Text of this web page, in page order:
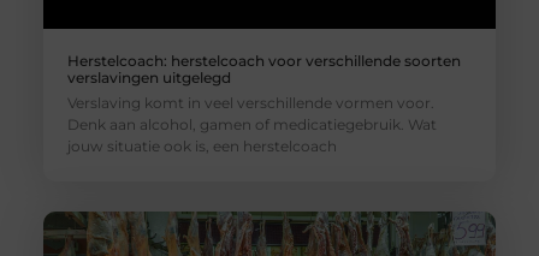
Herstelcoach: herstelcoach voor verschillende soorten
verslavingen uitgelegd
Verslaving komt in veel verschillende vormen voor.
Denk aan alcohol, gamen of medicatiegebruik. Wat
jouw situatie ook is, een herstelcoach